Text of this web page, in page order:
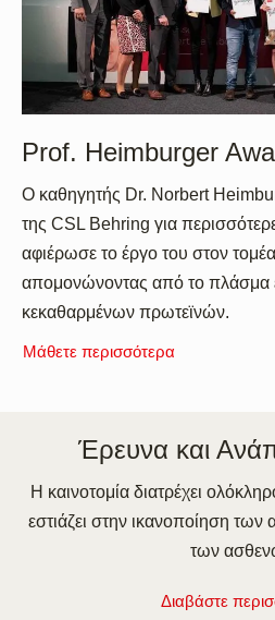
Prof. Heimburger
Ο καθηγητής Dr. Norbert
της CSL Behring για
αφιέρωσε το έργο του στον
απομονώνοντας από το πλάσμα
κεκαθαρμένων πρωτεϊνών.
Μάθετε περισσότερα
Έρευνα και
Η καινοτομία διατρέχει
εστιάζει στην ικανοποίηση
των
Διαβάστε